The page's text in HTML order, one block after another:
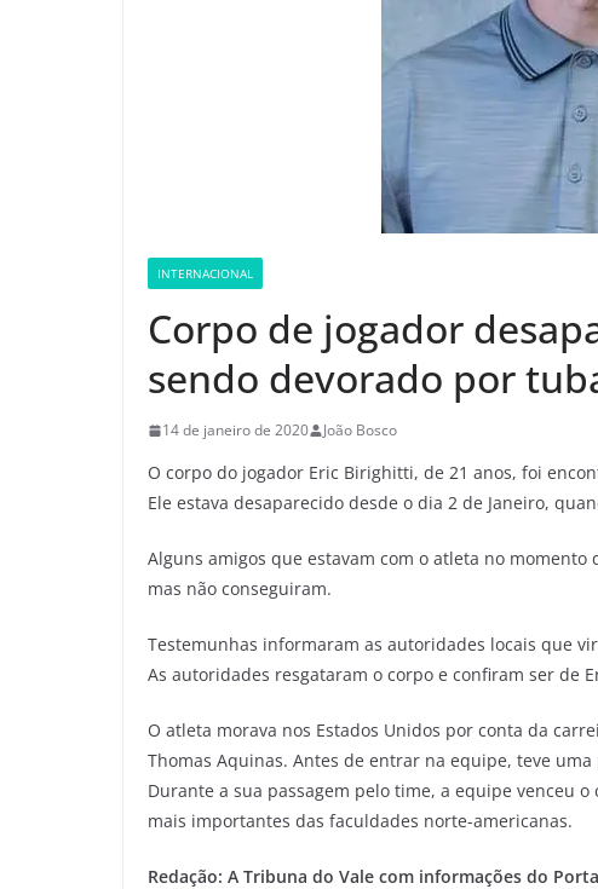
INTERNACIONAL
Corpo de jogador
sendo devorado por
14 de janeiro de 2020 João Bosco
O corpo do jogador Eric Birighitti, de 21 anos, foi
Ele estava desaparecido desde o dia 2 de Janeiro,
Alguns amigos que estavam com o atleta no
mas não conseguiram.
Testemunhas informaram as autoridades locais que
As autoridades resgataram o corpo e confiram ser de
O atleta morava nos Estados Unidos por conta da
Thomas Aquinas. Antes de entrar na equipe, teve
Durante a sua passagem pelo time, a equipe venceu
mais importantes das faculdades norte-americanas.
Redação: A Tribuna do Vale com informações do